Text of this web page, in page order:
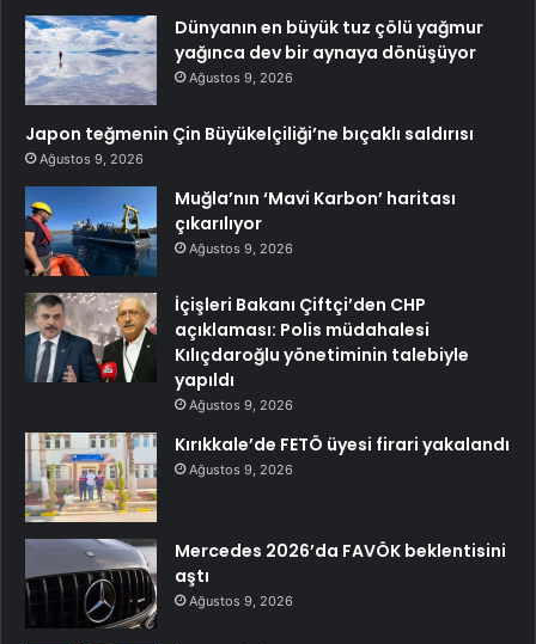
Dünyanın en büyük tuz çölü yağmur
yağınca dev bir aynaya dönüşüyor
Ağustos 9, 2026
Japon teğmenin Çin Büyükelçiliği’ne bıçaklı saldırısı
Ağustos 9, 2026
Muğla’nın ‘Mavi Karbon’ haritası
çıkarılıyor
Ağustos 9, 2026
İçişleri Bakanı Çiftçi’den CHP
açıklaması: Polis müdahalesi
Kılıçdaroğlu yönetiminin talebiyle
yapıldı
Ağustos 9, 2026
Kırıkkale’de FETÖ üyesi firari yakalandı
Ağustos 9, 2026
Mercedes 2026’da FAVÖK beklentisini
aştı
Ağustos 9, 2026